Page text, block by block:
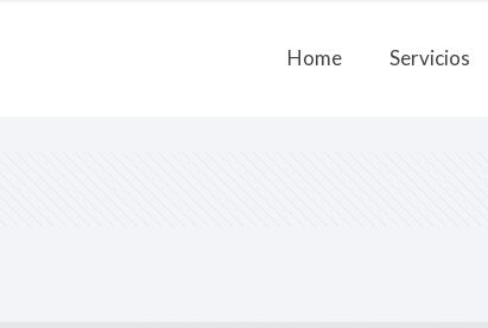
Home Servicios